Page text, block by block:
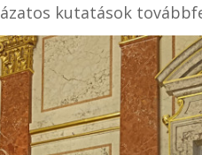
kutatások